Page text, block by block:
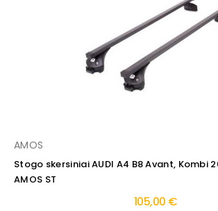
AMOS
Stogo skersiniai AUDI A4 B8 Avant, Kombi
AMOS ST
105,00 €